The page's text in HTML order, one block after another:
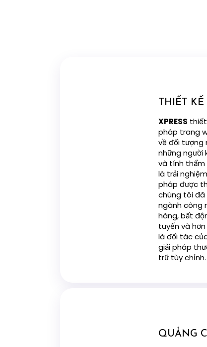
THIẾT KẾ
XPRESS
pháp trang
về đối tượng
những người
và tính
là trải
pháp được
chúng tôi
ngành công
hàng, bất
tuyến và
là đối tác
giải pháp
trữ tùy chỉnh.
QUẢNG